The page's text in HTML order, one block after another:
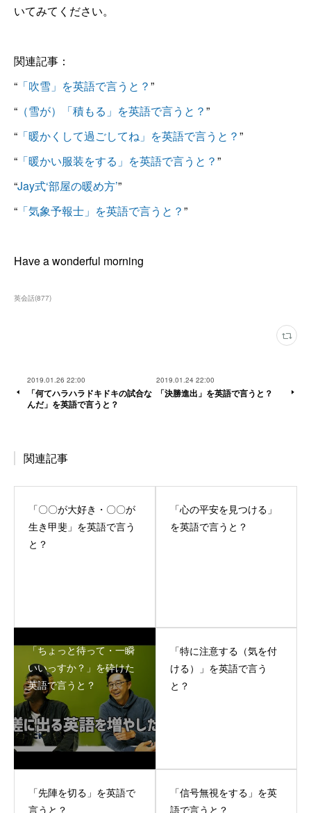
いてみてください。
関連記事：
“ 「吹雪」を英語で言うと？”
“ （雪が）「積もる」を英語で言うと？”
“ 「暖かくして過ごしてね」を英語で言うと？”
“ 「暖かい服装をする」を英語で言うと？”
“Jay式‘部屋の暖め方’”
“ 「気象予報士」を英語で言うと？”
Have a wonderful morning
英会話(877)
2019.01.26 22:00
「何てハラハラドキドキの試合な
んだ」を英語で言うと？
2019.01.24 22:00
「決勝進出」を英語で言うと？
関連記事
「〇〇が大好き・〇〇が
生き甲斐」を英語で言う
と？
「心の平安を見つける」
を英語で言うと？
「ちょっと待って・一瞬
いいっすか？」を砕けた
英語で言うと？
「特に注意する（気を付
ける）」を英語で言う
と？
「先陣を切る」を英語で
言うと？
「信号無視をする」を英
語で言うと？